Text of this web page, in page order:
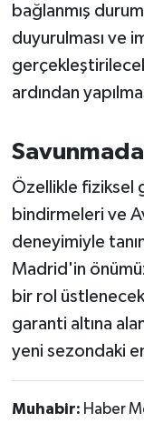
bağlanmış
duyurulması ve
ardından
Özellikle fiziksel
bindirmeleri ve
deneyimiyle
Madrid'in
bir rol
garanti altına
yeni sezondaki
Muhabir: Haber
SÜRMANŞET
Susurluk
TEKNOLOJİ
Trend
TÜRKİYE
YAŞAM